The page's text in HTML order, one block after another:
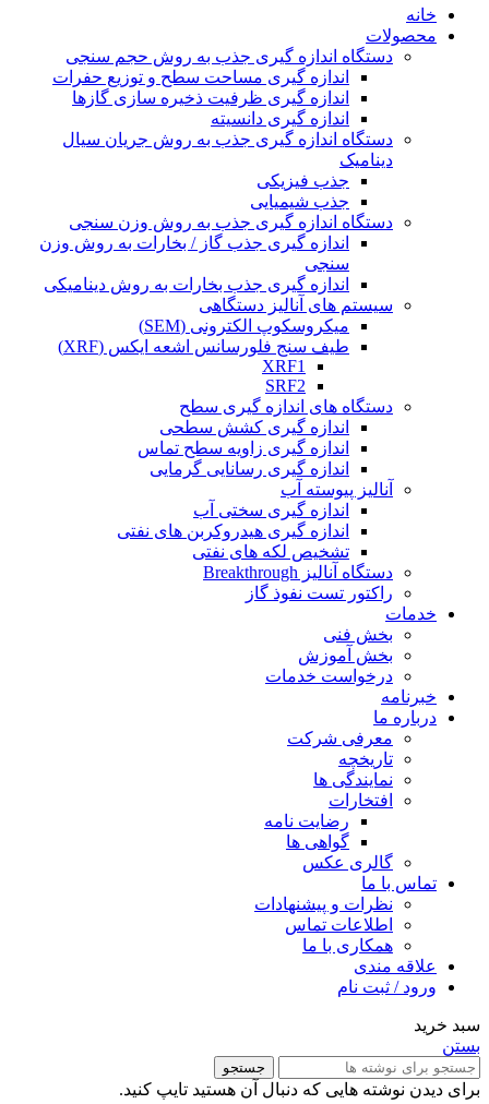
خانه
محصولات
دستگاه اندازه گیری جذب به روش حجم سنجی
اندازه گیری مساحت سطح و توزیع حفرات
اندازه گیری ظرفیت ذخیره سازی گازها
اندازه گیری دانسیته
دستگاه اندازه گیری جذب به روش جریان سیال
دینامیک
جذب فیزیکی
جذب شیمیایی
دستگاه اندازه گیری جذب به روش وزن سنجی
اندازه گیری جذب گاز / بخارات به روش وزن
سنجی
اندازه گیری جذب بخارات به روش دینامیکی
سیستم های آنالیز دستگاهی
میکروسکوپ الکترونی (SEM)
طیف سنج فلورسانس اشعه ایکس (XRF)
XRF1
SRF2
دستگاه های اندازه گیری سطح
اندازه گیری کشش سطحی
اندازه گیری زاویه سطح تماس
اندازه گیری رسانایی گرمایی
آنالیز پیوسته آب
اندازه گیری سختی آب
اندازه گیری هیدروکربن های نفتی
تشخیص لکه های نفتی
دستگاه آنالیز Breakthrough
راکتور تست نفوذ گاز
خدمات
بخش فنی
بخش آموزش
درخواست خدمات
خبرنامه
درباره ما
معرفی شرکت
تاریخچه
نمایندگی ها
افتخارات
رضایت نامه
گواهی ها
گالری عکس
تماس با ما
نظرات و پیشنهادات
اطلاعات تماس
همکاری با ما
علاقه مندی
ورود / ثبت نام
سبد خرید
بستن
جستجو
برای دیدن نوشته هایی که دنبال آن هستید تایپ کنید.